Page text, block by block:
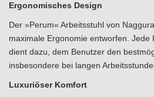
Ergonomisches Design
Der »Perum« Arbeitsstuhl von
maximale Ergonomie entworfen. Jede
dient dazu, dem Benutzer den
insbesondere bei langen
Luxuriöser Komfort